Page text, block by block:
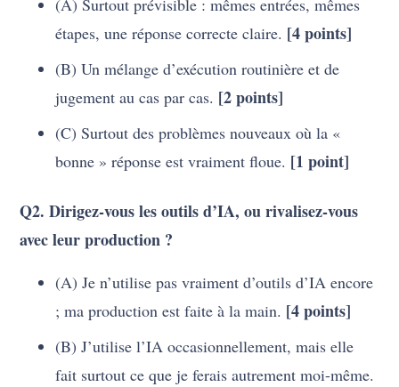
(A) Surtout prévisible : mêmes entrées, mêmes
étapes, une réponse correcte claire. [4 points]
(B) Un mélange d’exécution routinière et de
jugement au cas par cas. [2 points]
(C) Surtout des problèmes nouveaux où la «
bonne » réponse est vraiment floue. [1 point]
Q2. Dirigez-vous les outils d’IA, ou rivalisez-vous
avec leur production ?
(A) Je n’utilise pas vraiment d’outils d’IA encore
; ma production est faite à la main. [4 points]
(B) J’utilise l’IA occasionnellement, mais elle
fait surtout ce que je ferais autrement moi-même.